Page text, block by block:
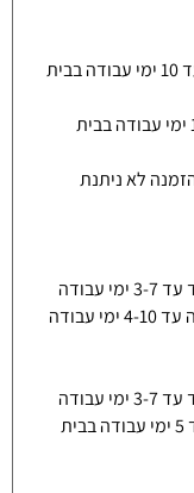
* ארונות אמבטיה בייבוא ממלאי- אספקה עד 10 ימי עבודה בבית
* ארונות אמבטיה בייצור- אספקה עד 14-21 ימי עבודה בבית
לא ניתנת
* שליח עד הבית ע"י חברת שליחויות אספקה עד 4-10 ימי עבודה
* שליח עד הבית ע"י שליח חברה אספקה עד 5 ימי עבודה בבית